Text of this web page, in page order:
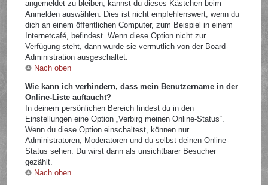
angemeldet zu bleiben, kannst du dieses Kästchen beim
Anmelden auswählen. Dies ist nicht empfehlenswert, wenn du
dich an einem öffentlichen Computer, zum Beispiel in einem
Internetcafé, befindest. Wenn diese Option nicht zur
Verfügung steht, dann wurde sie vermutlich von der Board-
Administration ausgeschaltet.
Nach oben
Wie kann ich verhindern, dass mein Benutzername in der
Online-Liste auftaucht?
In deinem persönlichen Bereich findest du in den
Einstellungen eine Option „Verbirg meinen Online-Status“.
Wenn du diese Option einschaltest, können nur
Administratoren, Moderatoren und du selbst deinen Online-
Status sehen. Du wirst dann als unsichtbarer Besucher
gezählt.
Nach oben